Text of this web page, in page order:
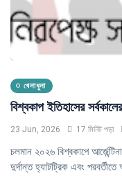
খেলাধুলা
বিশ্বকাপ ইতিহাসের
23 Jun, 2026 17 মিনিট পড়া
চলমান ২০২৬ বিশ্বকাপে
দুর্দান্ত হ্যাটট্রিক এবং পরবর্তীতে